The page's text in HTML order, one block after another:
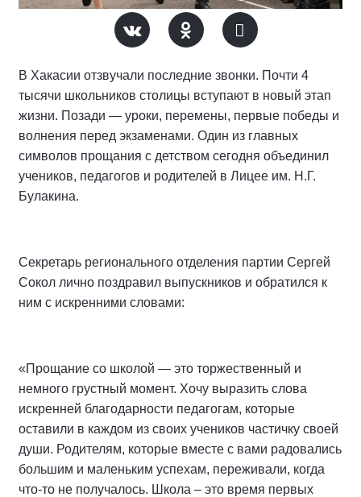
В Хакасии отзвучали последние звонки. Почти 4
тысячи школьников столицы вступают в новый этап
жизни. Позади — уроки, перемены, первые победы и
волнения перед экзаменами. Один из главных
символов прощания с детством сегодня объединил
учеников, педагогов и родителей в Лицее им. Н.Г.
Булакина.
Секретарь регионального отделения партии Сергей
Сокол лично поздравил выпускников и обратился к
ним с искренними словами:
«Прощание со школой — это торжественный и
немного грустный момент. Хочу выразить слова
искренней благодарности педагогам, которые
оставили в каждом из своих учеников частичку своей
души. Родителям, которые вместе с вами радовались
большим и маленьким успехам, переживали, когда
что-то не получалось. Школа – это время первых